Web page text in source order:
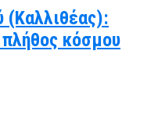
(Καλλιθέας):
κόσμου